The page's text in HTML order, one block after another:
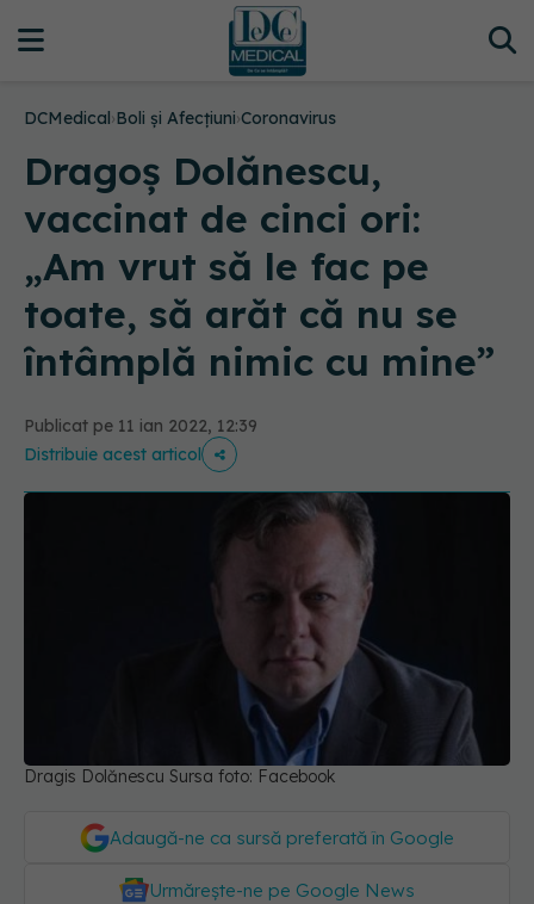
DCMedical›Boli și Afecțiuni›Coronavirus
Dragoș Dolănescu,
vaccinat de cinci ori:
„Am vrut să le fac pe
toate, să arăt că nu se
întâmplă nimic cu mine”
Publicat pe 11 ian 2022, 12:39
Distribuie acest articol
Dragis Dolănescu Sursa foto: Facebook
Adaugă-ne ca sursă preferată în Google
Urmărește-ne pe Google News